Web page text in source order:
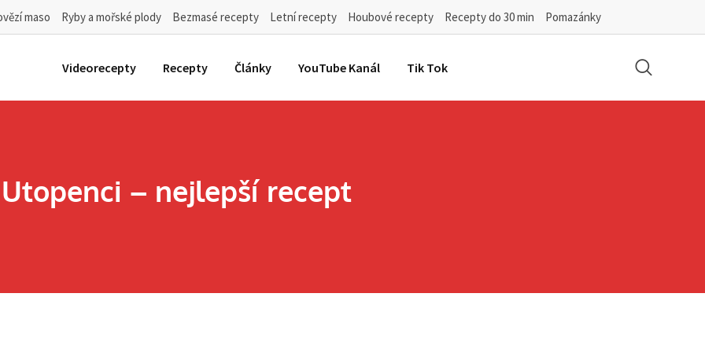
maso Ryby a mořské plody Bezmasé recepty Letní recepty Houbové recepty Recepty do 30 min Pomazánky
Videorecepty Recepty Články YouTube Kanál Tik Tok
Utopenci – nejlepší recept